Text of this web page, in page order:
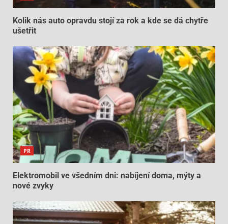
Kolik nás auto opravdu stojí za rok a kde se dá chytře
ušetřit
PR
Elektromobil ve všedním dni: nabíjení doma, mýty a
nové zvyky